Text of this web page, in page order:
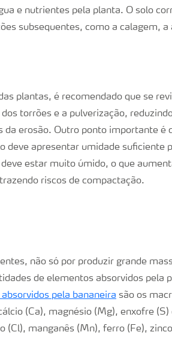
e nutrientes pela planta. O solo
subsequentes, como a calagem, a
plantas, é recomendado que se
torrões e a pulverização,
erosão. Outro ponto importante é
deve apresentar umidade suficiente
estar muito úmido, o que
riscos de compactação.
não só por produzir grande
de elementos absorvidos pela
pela bananeira são os
(Ca), magnésio (Mg), enxofre (S)
manganês (Mn), ferro (Fe),